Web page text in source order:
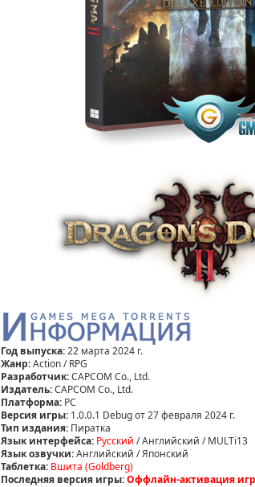
Год выпуска:22 марта 2024 г.
Жанр:Action / RPG
Разработчик:CAPCOM Co., Ltd.
Издатель:CAPCOM Co., Ltd.
Платформа: PC
Версия игры: 1.0.0.1 Debug от 27 февраля 2024 г.
Тип издания: Пиратка
Язык интерфейса: Русский / Английский / MULTi13
Язык озвучки:Английский / Японский
Таблетка: Вшита (Goldberg)
Последняя версия игры:Оффлайн-активация